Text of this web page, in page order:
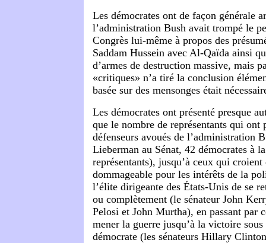
Les démocrates ont de façon générale
l’administration Bush avait trompé le
Congrès lui-même à propos des
Saddam Hussein avec Al-Qaïda ainsi
d’armes de destruction massive, mais
«critiques» n’a tiré la conclusion
basée sur des mensonges était
Les démocrates ont présenté presque
que le nombre de représentants qui ont
défenseurs avoués de l’administration
Lieberman au Sénat, 42 démocrates à
représentants), jusqu’à ceux qui
dommageable pour les intérêts de la
l’élite dirigeante des États-Unis de se
ou complètement (le sénateur John
Pelosi et John Murtha), en passant par
mener la guerre jusqu’à la victoire
démocrate (les sénateurs Hillary